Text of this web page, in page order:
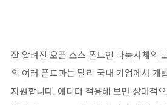
잘 알려진 오픈 소스 폰트인 나눔서체의
의 여러 폰트과는 달리 국내 기업에서 개
지원합니다. 에디터 적용해 보면 상대적